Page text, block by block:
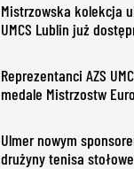
Mistrzowska kolekcja
UMCS Lublin już
Reprezentanci AZS
medale Mistrzostw
Ulmer nowym
drużyny tenisa